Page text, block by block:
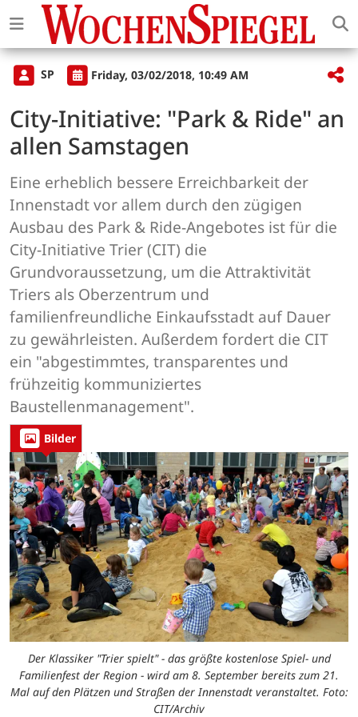
SP Friday, 03/02/2018, 10:49 AM
City-Initiative: "Park & Ride" an
allen Samstagen
Eine erheblich bessere Erreichbarkeit der
Innenstadt vor allem durch den zügigen
Ausbau des Park & Ride-Angebotes ist für die
City-Initiative Trier (CIT) die
Grundvoraussetzung, um die Attraktivität
Triers als Oberzentrum und
familienfreundliche Einkaufsstadt auf Dauer
zu gewährleisten. Außerdem fordert die CIT
ein "abgestimmtes, transparentes und
frühzeitig kommuniziertes
Baustellenmanagement".
Bilder
Der Klassiker "Trier spielt" - das größte kostenlose Spiel- und
Familienfest der Region - wird am 8. September bereits zum 21.
Mal auf den Plätzen und Straßen der Innenstadt veranstaltet. Foto:
CIT/Archiv